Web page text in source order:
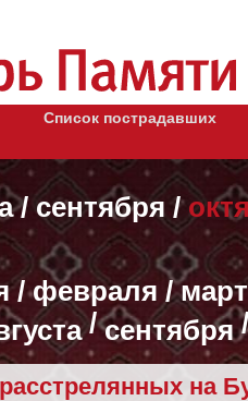
Список пострадавших
/ сентября/
/февраля /
/сентября
на